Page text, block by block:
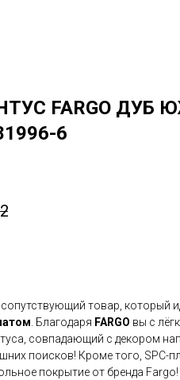
FARGO ДУБ
6
сопутствующий товар, который
. Благодаря FARGO вы с
совпадающий с декором
поисков! Кроме того, SPC-
покрытие от бренда Fargo!